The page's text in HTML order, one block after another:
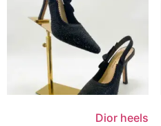
Dior heels